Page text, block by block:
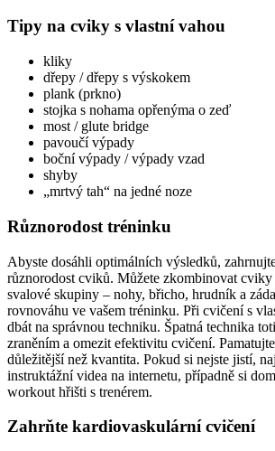
Tipy na cviky s vlastní vahou
kliky
dřepy / dřepy s výskokem
plank (prkno)
stojka s nohama opřenýma o zeď
most / glute bridge
pavoučí výpady
boční výpady / výpady vzad
shyby
„mrtvý tah“ na jedné noze
Různorodost tréninku
Abyste dosáhli optimálních výsledků,
různorodost cviků. Můžete zkombinovat cviky
svalové skupiny – nohy, břicho, hrudník a
rovnováhu ve vašem tréninku. Při cvičení s
dbát na správnou techniku. Špatná technika
zraněním a omezit efektivitu cvičení.
důležitější než kvantita. Pokud si nejste jistí,
instruktážní videa na internetu, případně si
workout hřišti s trenérem.
Zahrňte kardiovaskulární cvičení